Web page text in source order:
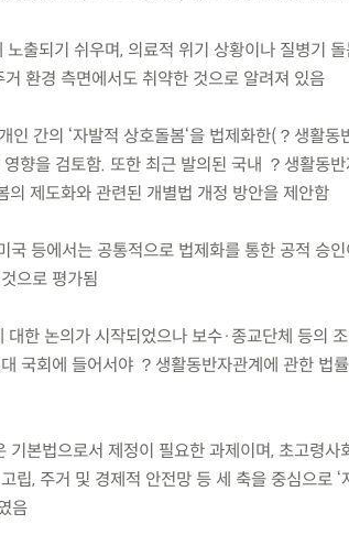
출되기 쉬우며, 의료적 위기 상황이나 질병기 돌
환경 측면에서도 취약한 것으로 알려져 있음
간의 ‘자발적 상호돌봄‘을 법제화한(？생활동
향을 검토함. 또한 최근 발의된 국내 ？생활동
제도화와 관련된 개별법 개정 방안을 제안함
등에서는 공통적으로 법제화를 통한 공적 승인
으로 평가됨
한 논의가 시작되었으나 보수·종교단체 등의
국회에 들어서야 ？생활동반자관계에 관한 법
본법으로서 제정이 필요한 과제이며, 초고령사
립, 주거 및 경제적 안전망 등 세 축을 중심으로 ‘
음